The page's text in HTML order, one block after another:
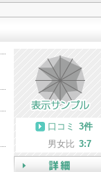
口コミ
3件
男女比 3:7